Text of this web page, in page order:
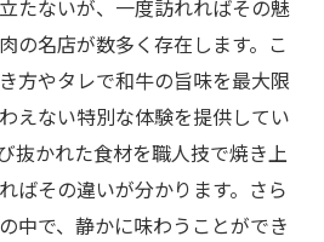
たないが、一度訪れればその魅
の名店が数多く存在します。こ
方やタレで和牛の旨味を最大限
えない特別な体験を提供してい
抜かれた食材を職人技で焼き上
ばその違いが分かります。さら
中で、静かに味わうことができ